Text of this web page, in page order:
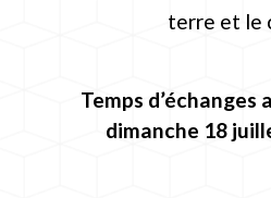
terre et le
Temps d’échanges
dimanche 18